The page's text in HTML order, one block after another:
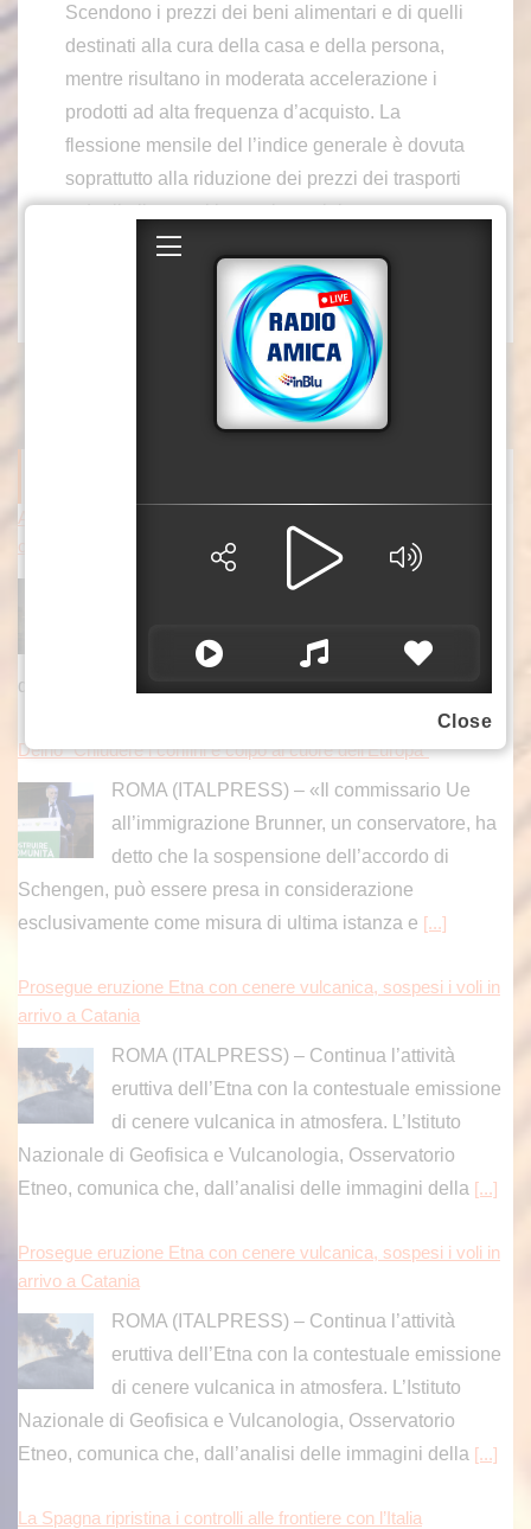
Scendono i prezzi dei beni alimentari e di quelli
destinati alla cura della casa e della persona,
mentre risultano in moderata accelerazione i
prodotti ad alta frequenza d’acquisto. La
flessione mensile del l’indice generale è dovuta
soprattutto alla riduzione dei prezzi dei trasporti
e degli alimentari lavorati, parzialmente
compensata dal rialzo degli alimentari freschi.
Attacchi russi nella notte vicino Kiev, tre morti tra cui un bambin
o
KIEV (UCRAINA) (ITALPRESS) – Notte di
tre persone morte, tra cui un bambino, secondo
quando riferiscono le autorità ucraine. La
Delrio “Chiudere i confini è colpo al cuore dell’Europa”
ROMA (ITALPRESS) – «Il commissario Ue
all’immigrazione Brunner, un conservatore, ha
detto che la sospensione dell’accordo di
Schengen, può essere presa in considerazione
esclusivamente come misura di ultima istanza e [...]
Prosegue eruzione Etna con cenere vulcanica, sospesi i voli in
arrivo a Catania
ROMA (ITALPRESS) – Continua l’attività
eruttiva dell’Etna con la contestuale emissione
di cenere vulcanica in atmosfera. L’Istituto
Nazionale di Geofisica e Vulcanologia, Osservatorio
Etneo, comunica che, dall’analisi delle immagini della [...]
Prosegue eruzione Etna con cenere vulcanica, sospesi i voli in
arrivo a Catania
ROMA (ITALPRESS) – Continua l’attività
eruttiva dell’Etna con la contestuale emissione
di cenere vulcanica in atmosfera. L’Istituto
Nazionale di Geofisica e Vulcanologia, Osservatorio
Etneo, comunica che, dall’analisi delle immagini della [...]
La Spagna ripristina i controlli alle frontiere con l’Italia
Close